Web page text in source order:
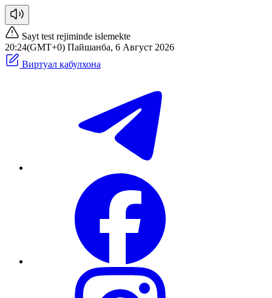
Sayt test rejiminde islemekte
20:24(GMT+0) Пайшанба, 6 Август 2026
Виртуал қабулхона